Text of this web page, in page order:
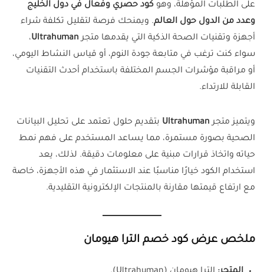
على الطلبات المؤهلة، وهو كود حصري وفعال في دول الخليج
وعدد من الدول حول العالم. ويمنحك فرصة لتقليل تكلفة شراء
أجهزة وتقنيات الصحة الذكية التي يقدمها متجرUltrahuman،
سواء كنت ترغب في متابعة جودة النوم، أو قياس النشاط اليومي،
أو مراقبة مؤشرات الجسم المختلفة باستخدام أحدث التقنيات
القابلة للارتداء.
ويتميز متجرUltrahuman بتقديم حلول تعتمد على تحليل البيانات
الصحية بصورة مستمرة، مما يساعد المستخدم على فهم نمط
حياته واتخاذ قرارات مبنية على معلومات دقيقة. لذلك، يعد
استخدام الكود خيارًا مناسبًا عند الاستثمار في هذه الأجهزة، خاصة
مع ارتفاع قيمتها مقارنة بالمنتجات الإلكترونية التقليدية.
ملخص عرض كود خصم الترا هيومان